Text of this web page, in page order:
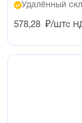
Удалённый
578,28 ₽/штс